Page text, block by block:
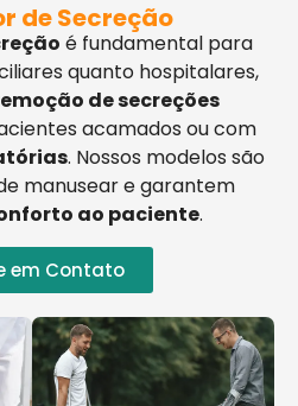
de Secreção
é fundamental para
quanto hospitalares,
de secreções
acamados ou com
. Nossos modelos são
manusear e garantem
ao paciente.
em Contato